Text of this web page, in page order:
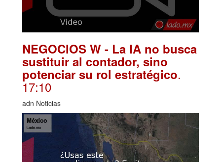
NEGOCIOS W - La IA no busca
sustituir al contador, sino
potenciar su rol estratégico.
17:10
adn Noticias